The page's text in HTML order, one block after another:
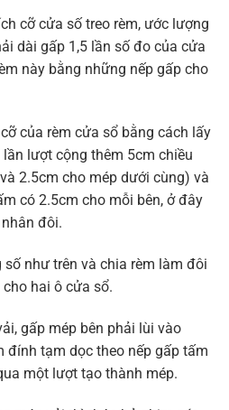
cỡ cửa số treo rèm, ước lượng
dài gấp 1,5 lần số đo của cửa
này bằng những nếp gấp cho
của rèm cửa sổ bằng cách lấy
lượt cộng thêm 5cm chiều
2.5cm cho mép dưới cùng) và
có 2.5cm cho mỗi bên, ở đây
đôi.
như trên và chia rèm làm đôi
hai ô cửa sổ.
gấp mép bên phải lùi vào
đính tạm dọc theo nếp gấp tấm
một lượt tạo thành mép.